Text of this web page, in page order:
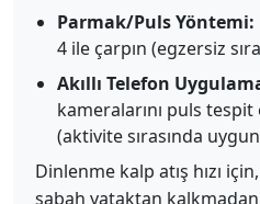
Parmak/Puls Yöntemi:
4 ile çarpın (egzersiz
Akıllı Telefon
kameralarını puls
(aktivite sırasında
Dinlenme kalp atış hızı
sabah yataktan